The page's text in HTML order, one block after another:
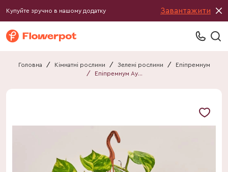
Купуйте зручно в нашому додатку Завантажити
Головна / Кімнатні рослини / Зелені рослини /
Епіпремнум
/
Епіпремнум Ауреум Хенг